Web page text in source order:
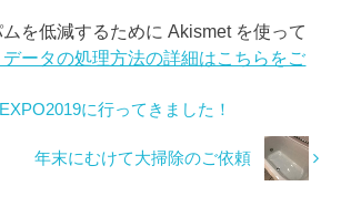
を低減するために Akismet を使って
データの処理方法の詳細はこちらをご
に行ってきました！
年末にむけて大掃除のご依頼